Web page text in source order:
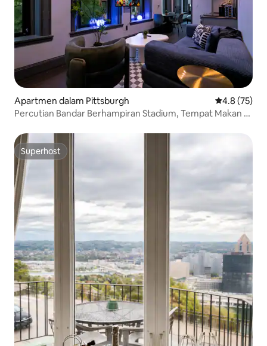
Apartmen dalam Pittsburgh Penarafan
4.8 (75)
Percutian Bandar Berhampiran Stadium, Tempat Makan &
Superhost
Superhost